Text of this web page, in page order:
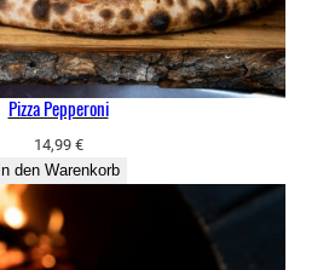
Pizza Pepperoni
14,99 €
In den Warenkorb